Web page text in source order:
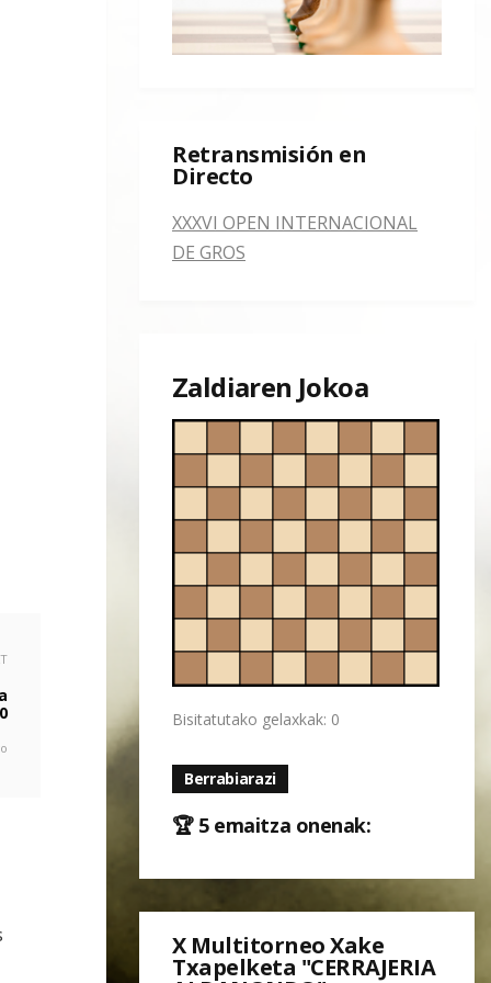
Retransmisión en
Directo
XXXVI OPEN INTERNACIONAL
DE GROS
Zaldiaren Jokoa
Bisitatutako gelaxkak: 0
Berrabiarazi
🏆 5 emaitza onenak:
X Multitorneo Xake
Txapelketa "CERRAJERIA